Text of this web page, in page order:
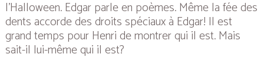
l’Halloween. Edgar parle en poèmes. Même la fée des
dents accorde des droits spéciaux à Edgar! Il est
grand temps pour Henri de montrer qui il est. Mais
sait-il lui-même qui il est?